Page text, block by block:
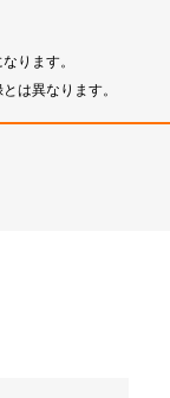
ります。
は異なります。